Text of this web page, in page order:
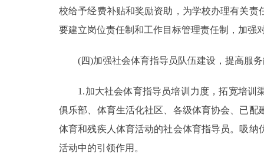
校给予经费补贴和奖励资助，为学校办理有关
要建立岗位责任制和工作目标管理责任制，加强
(四)加强社会体育指导员队伍建设，提高服务
1.加大社会体育指导员培训力度，拓宽培训渠
俱乐部、体育生活化社区、各级体育协会、已
体育和残疾人体育活动的社会体育指导员。吸
活动中的引领作用。